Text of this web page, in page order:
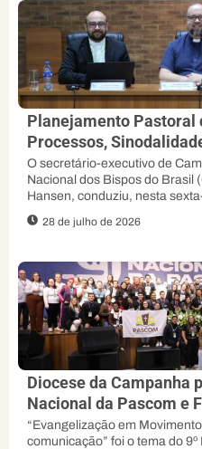
Planejamento Pastoral
Processos,
orienta padre Jean Poul
O secretário-executivo de
Nacional dos Bispos do Brasil
Hansen, conduziu, nesta
28 de julho de 2026
Diocese da Campanha
Nacional da Pascom e
Evangelizadora
“Evangelização em
comunicação” foi o tema do